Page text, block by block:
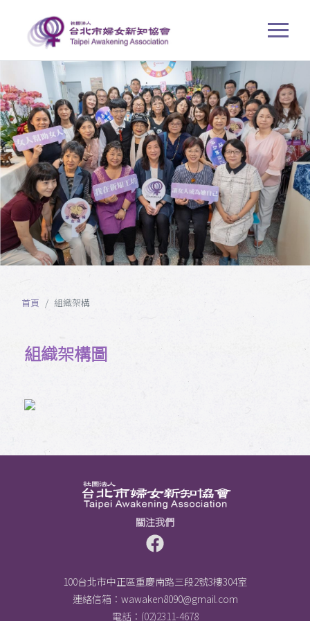
首頁 組織架構
組織架構圖
關注我們
100台北市中正區重慶南路三段2號3樓304室
連絡信箱： wawaken8090@gmail.com
電話：(02)2311-4678